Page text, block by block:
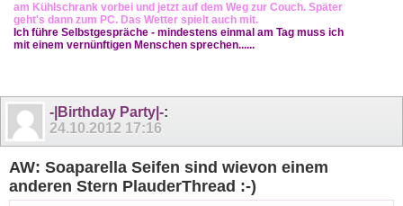
am Kühlschrank vorbei und jetzt auf dem Weg zur Couch. Später
geht's dann zum PC. Das Wetter spielt auch mit.
Ich führe Selbstgespräche - mindestens einmal am Tag muss ich
mit einem vernünftigen Menschen sprechen......
-|Birthday Party|-:
24.10.2012 17:16
AW: Soaparella Seifen sind wievon einem
anderen Stern PlauderThread :-)